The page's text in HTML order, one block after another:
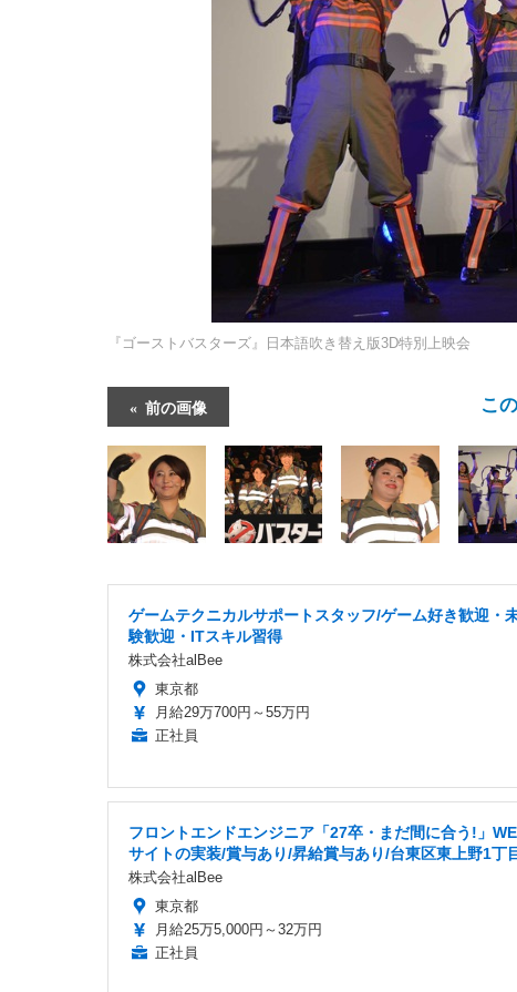
『ゴーストバスターズ』日本語吹き替え版3D特別上映会
前の画像 こ
ゲームテクニカルサポートスタッフ/ゲーム好き歓迎・
験歓迎・ITスキル習得
株式会社alBee
東京都
月給29万700円～55万円
正社員
フロントエンドエンジニア「27卒・まだ間に合う!」
サイトの実装/賞与あり/昇給賞与あり/台東区東上野1丁
株式会社alBee
東京都
月給25万5,000円～32万円
正社員